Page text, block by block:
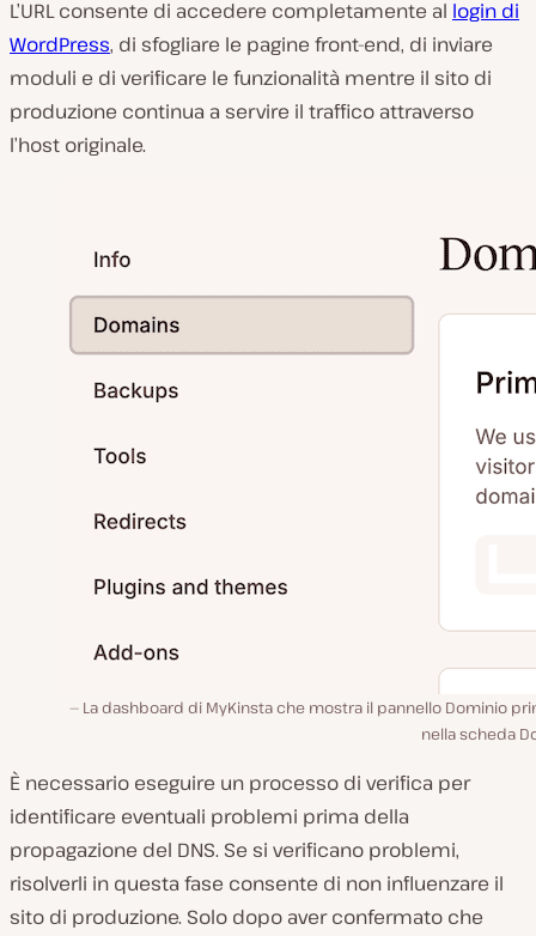
L’URL consente di accedere completamente al login di
WordPress, di sfogliare le pagine front-end, di inviare
moduli e di verificare le funzionalità mentre il sito di
produzione continua a servire il traffico attraverso
l’host originale.
La dashboard di MyKinsta che mostra il pannello Dominio
nella scheda
È necessario eseguire un processo di verifica per
identificare eventuali problemi prima della
propagazione del DNS. Se si verificano problemi,
risolverli in questa fase consente di non influenzare il
sito di produzione. Solo dopo aver confermato che